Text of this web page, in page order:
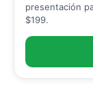
presentación
$199.